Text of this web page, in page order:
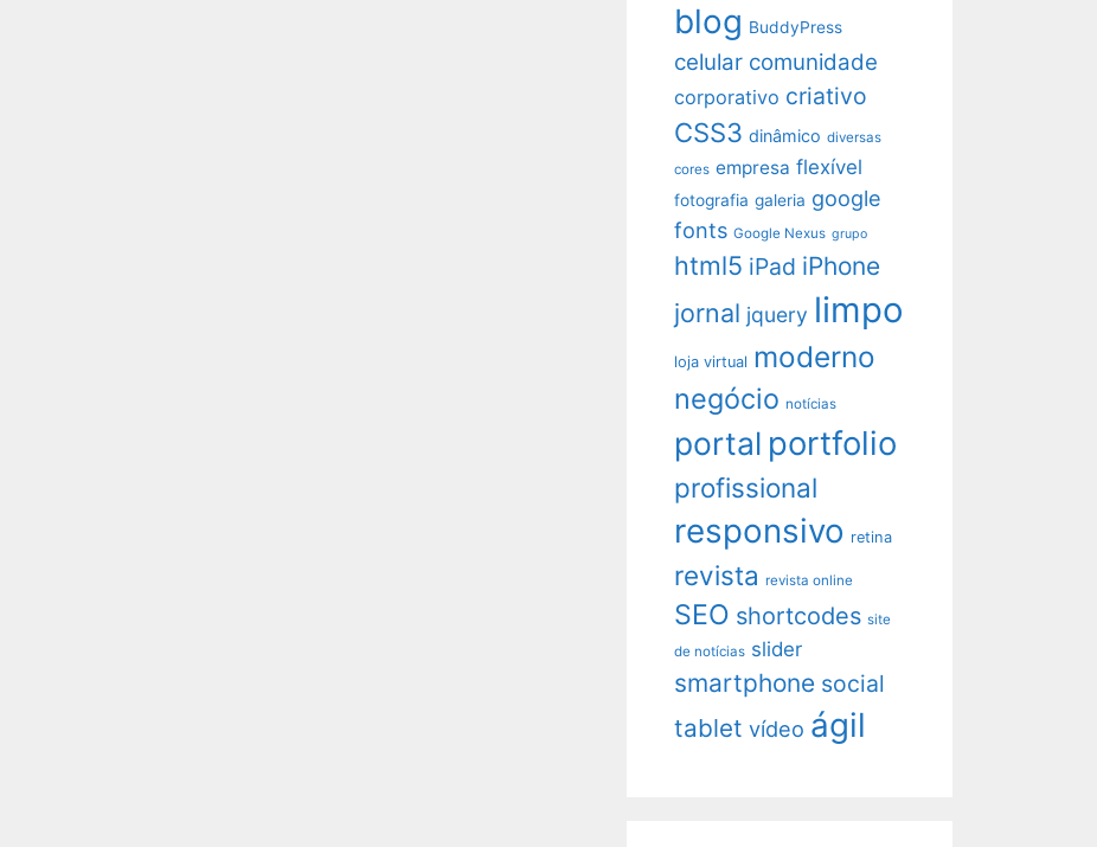
blog BuddyPress
celular comunidade
corporativo criativo
CSS3 dinâmico diversas
cores empresa flexível
fotografia galeria google
fonts Google Nexus grupo
html5 iPad iPhone
jornal jquery limpo
loja virtual moderno
negócio notícias
portal portfolio
profissional
responsivo retina
revista revista online
SEO shortcodes site
de notícias slider
smartphone social
tablet vídeo ágil